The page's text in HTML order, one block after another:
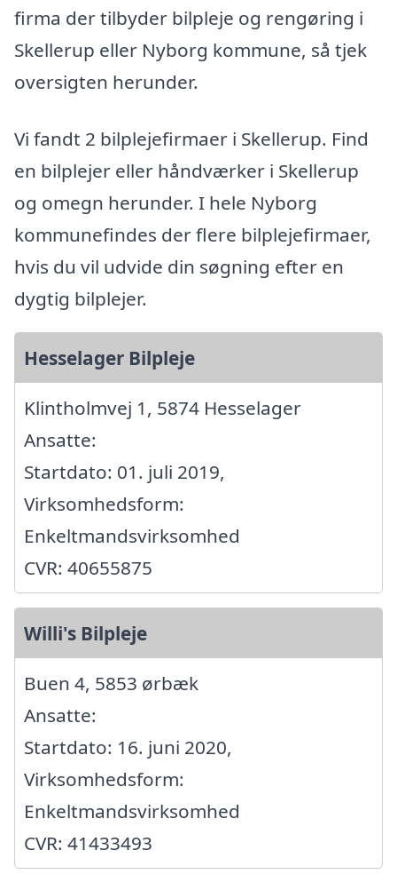
firma der tilbyder bilpleje og rengøring i
Skellerup eller Nyborg kommune, så tjek
oversigten herunder.
Vi fandt 2 bilplejefirmaer i Skellerup. Find
en bilplejer eller håndværker i Skellerup
og omegn herunder. I hele Nyborg
kommunefindes der flere bilplejefirmaer,
hvis du vil udvide din søgning efter en
dygtig bilplejer.
Hesselager Bilpleje
Klintholmvej 1, 5874 Hesselager
Ansatte:
Startdato: 01. juli 2019,
Virksomhedsform:
Enkeltmandsvirksomhed
CVR: 40655875
Willi's Bilpleje
Buen 4, 5853 ørbæk
Ansatte:
Startdato: 16. juni 2020,
Virksomhedsform:
Enkeltmandsvirksomhed
CVR: 41433493